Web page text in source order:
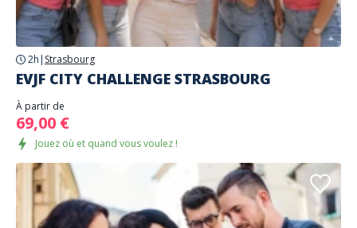
2h | Strasbourg
EVJF CITY CHALLENGE STRASBOURG
À partir de
69,00 €
Jouez où et quand vous voulez !